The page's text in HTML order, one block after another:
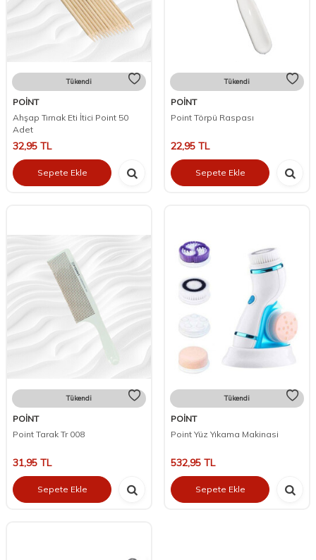
Tükendi
POİNT
Ahşap Tırnak Eti İtici Point 50
Adet
32,95 TL
Sepete Ekle
Tükendi
POİNT
Point Törpü Raspası
22,95 TL
Sepete Ekle
Tükendi
POİNT
Point Tarak Tr 008
31,95 TL
Sepete Ekle
Tükendi
POİNT
Point Yüz Yıkama Makinasi
532,95 TL
Sepete Ekle